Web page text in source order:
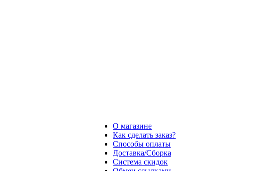
О магазине
Как сделать заказ?
Способы оплаты
Доставка/Сборка
Система скидок